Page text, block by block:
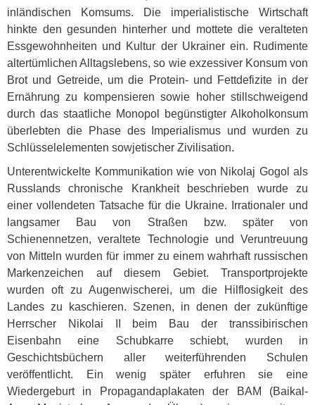
inländischen Komsums. Die imperialistische Wirtschaft
hinkte den gesunden hinterher und mottete die veralteten
Essgewohnheiten und Kultur der Ukrainer ein. Rudimente
altertümlichen Alltagslebens, so wie exzessiver Konsum von
Brot und Getreide, um die Protein- und Fettdefizite in der
Ernährung zu kompensieren sowie hoher stillschweigend
durch das staatliche Monopol begünstigter Alkoholkonsum
überlebten die Phase des Imperialismus und wurden zu
Schlüsselelementen sowjetischer Zivilisation.
Unterentwickelte Kommunikation wie von Nikolaj Gogol als
Russlands chronische Krankheit beschrieben wurde zu
einer vollendeten Tatsache für die Ukraine. Irrationaler und
langsamer Bau von Straßen bzw. später von
Schienennetzen, veraltete Technologie und Veruntreuung
von Mitteln wurden für immer zu einem wahrhaft russischen
Markenzeichen auf diesem Gebiet. Transportprojekte
wurden oft zu Augenwischerei, um die Hilflosigkeit des
Landes zu kaschieren. Szenen, in denen der zukünftige
Herrscher Nikolai II beim Bau der transsibirischen
Eisenbahn eine Schubkarre schiebt, wurden in
Geschichtsbüchern aller weiterführenden Schulen
veröffentlicht. Ein wenig später erfuhren sie eine
Wiedergeburt in Propagandaplakaten der
BAM (Baikal-